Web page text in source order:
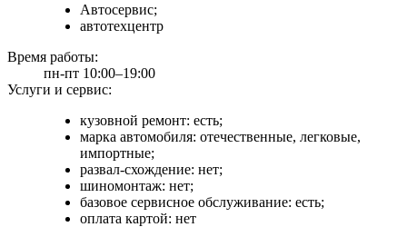
Автосервис;
автотехцентр
Время работы:
пн-пт 10:00–19:00
Услуги и сервис:
кузовной ремонт: есть;
марка автомобиля: отечественные, легковые,
импортные;
развал-схождение: нет;
шиномонтаж: нет;
базовое сервисное обслуживание: есть;
оплата картой: нет